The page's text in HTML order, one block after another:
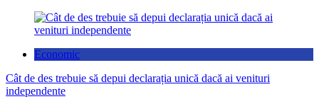
Economic
Cât de des trebuie să depui declarația unică dacă ai venituri
independente